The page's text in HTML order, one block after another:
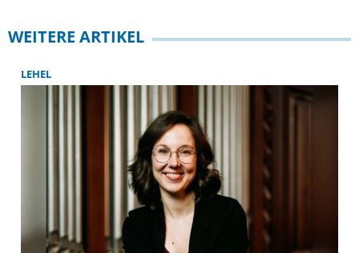
WEITERE ARTIKEL
LEHEL